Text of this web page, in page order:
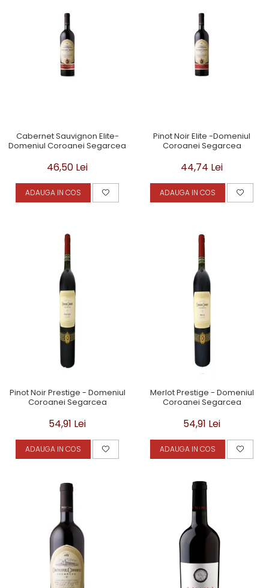
Cabernet Sauvignon Elite-
Domeniul Coroanei Segarcea
46,50 Lei
ADAUGA IN COS
Pinot Noir Elite -Domeniul
Coroanei Segarcea
44,74 Lei
ADAUGA IN COS
Pinot Noir Prestige - Domeniul
Coroanei Segarcea
54,91 Lei
ADAUGA IN COS
Merlot Prestige - Domeniul
Coroanei Segarcea
54,91 Lei
ADAUGA IN COS